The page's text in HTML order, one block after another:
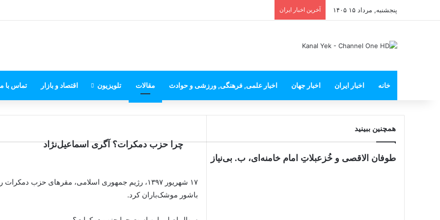
پنجشنبه, مرداد ۱۵ ۱۴۰۵ آخرین اخبار ایران
خانه اخبار ایران اخبار جهان اخبار علمی, فرهنگی, ورزشی و حوادث مقالات تلویزیون اقتصاد و بازار تماس با
چرا حزب دمکرات؟ آگری اسماعیل‌نژاد
باشور موشک‌باران کرد.
همچنین ببینید
طوفان الاقصی و خُزعبلاتِ امام خامنه‌ای، ب. بی‌نیاز